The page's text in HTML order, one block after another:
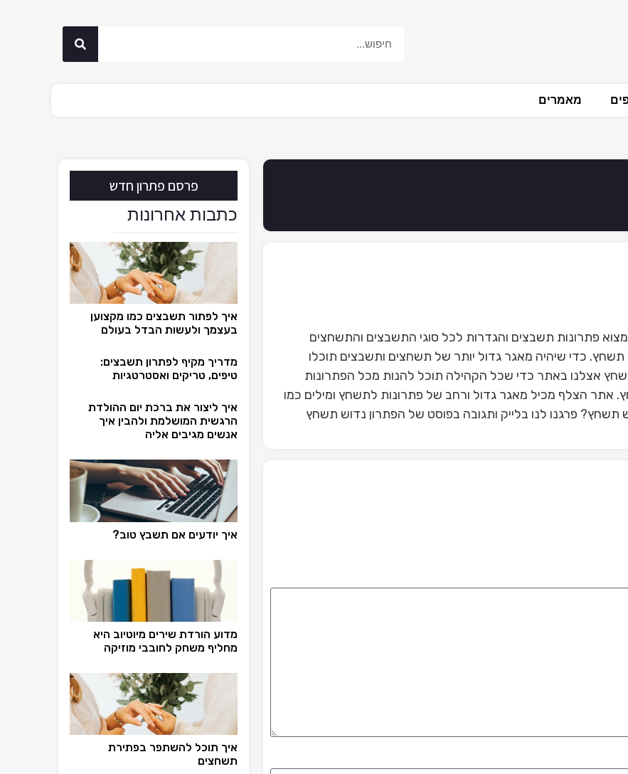
מאמרים
פתרונות תשבצים והגדרות לכל סוגי התשבצים והתשחצים
כדי שיהיה מאגר גדול יותר של תשחצים ותשבצים תוכלו
אצלנו באתר כדי שכל הקהילה תוכל להנות מכל הפתרונות
אתר הצלף מכיל מאגר גדול ורחב של פתרונות לתשחץ ומילים כמו
פרגנו לנו בלייק ותגובה בפוסט של הפתרון נדוש תשחץ
פרסם פתרון חדש
כתבות אחרונות
איך לפתור תשבצים כמו מקצוען
בעצמך ולעשות הבדל בעולם
מדריך מקיף לפתרון תשבצים:
טיפים, טריקים ואסטרטגיות
איך ליצור את ברכת יום ההולדת
הרגשית המושלמת ולהבין איך
אנשים מגיבים אליה
איך יודעים אם תשבץ טוב?
מדוע הורדת שירים מיוטיוב היא
מחליף משחק לחובבי מוזיקה
איך תוכל להשתפר בפתירת
תשחצים